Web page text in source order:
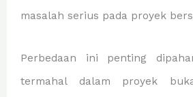
masalah serius pada proyek
Perbedaan ini penting
termahal dalam proyek